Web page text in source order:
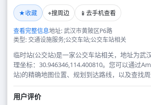
★收藏 ⌖搜周边 📱 去手机查看
查看完整信息地址: 武汉市黄陂区P6路
类型: 交通设施服务;公交车站;公交车站相关
临时站(公交站)是一家公交车站相关，地址为武
理坐标：30.946346,114.400810。您可以通过
站)的精确地图位置、规划到达路线，以及查找周
用户评价